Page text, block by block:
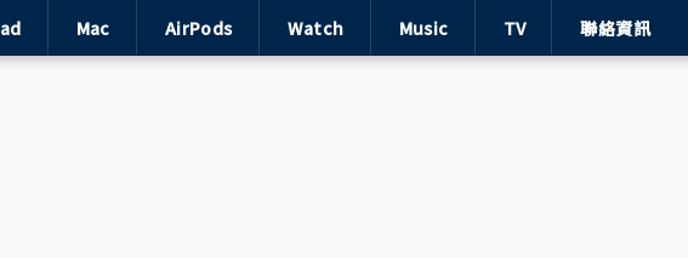
Mac AirPods Watch Music TV 聯絡資訊